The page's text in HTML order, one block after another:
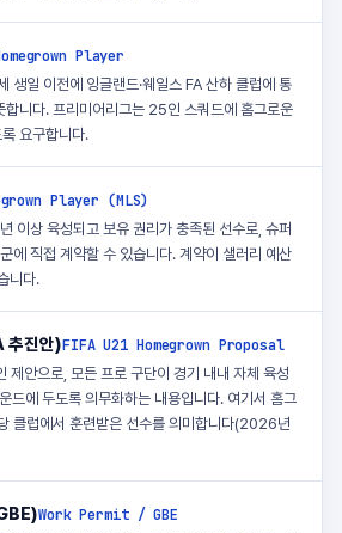
Player
생일 이전에 잉글랜드·웨일스 FA 산하 클럽에 통
니다. 프리미어리그는 25인 스쿼드에 홈그로운
요구합니다.
Player (MLS)
이상 육성되고 보유 권리가 충족된 선수로, 슈퍼
에 직접 계약할 수 있습니다. 계약이 샐러리 예산
니다.
추진안)FIFA U21 Homegrown Proposal
안으로, 모든 프로 구단이 경기 내내 자체 육성
드에 두도록 의무화하는 내용입니다. 여기서 홈그
클럽에서 훈련받은 선수를 의미합니다(2026년
Work Permit / GBE